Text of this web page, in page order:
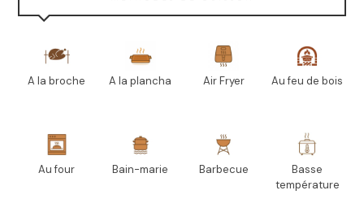
A la broche A la plancha Air Fryer Au feu de bois
Au four Bain-marie Barbecue
Basse
température